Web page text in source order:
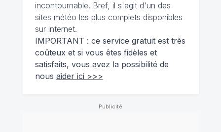
incontournable. Bref, il s'agit d'un des
sites météo les plus complets disponibles
sur internet.
IMPORTANT : ce service gratuit est très
coûteux et si vous êtes fidèles et
satisfaits, vous avez la possibilité de
nous aider ici >>>